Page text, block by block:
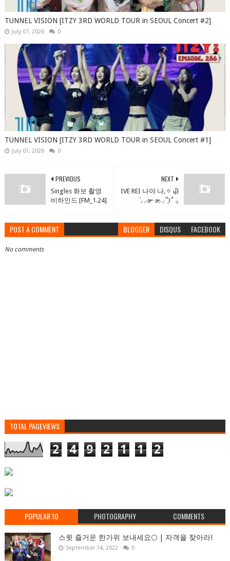
TUNNEL VISION [ITZY 3RD WORLD TOUR in SEOUL Concert #2]
July 07, 2026 0
TUNNEL VISION [ITZY 3RD WORLD TOUR in SEOUL Concert #1]
July 01, 2026 0
NEXT
IVE REI 나야 나𓈒✧ ݂Ꮚ݁
ⷭ⸝⸝ʚ̴̶̷̷ · ʚ̴̶̷̷⸝⸝՞𐦯˚ ݂𓂂
PREVIOUS
Singles 화보 촬영
비하인드 [FM_1.24]
POST A COMMENT BLOGGER DISQUS FACEBOOK
No comments
TOTAL PAGEVIEWS
2 4 9 2 1 1 2
POPULAR 10 PHOTOGRAPHY COMMENTS
스윗 즐거운 한가위 보내세요🌕 | 자객을 찾아라!
September 14, 2022 0